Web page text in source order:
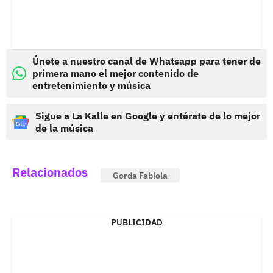
Únete a nuestro canal de Whatsapp para tener de
primera mano el mejor contenido de
entretenimiento y música
Sigue a La Kalle en Google y entérate de lo mejor
de la música
Relacionados Gorda Fabiola
PUBLICIDAD